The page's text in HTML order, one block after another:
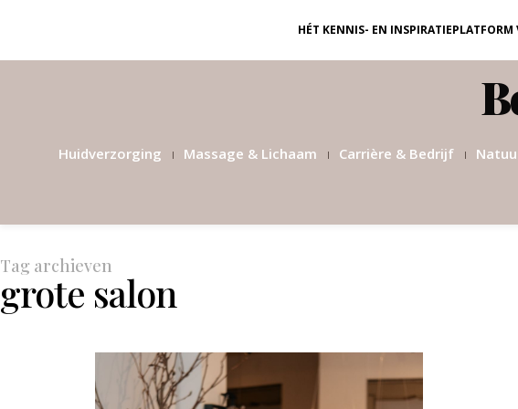
HÉT KENNIS- EN INSPIRATIEPLATFORM
Huidverzorging Massage & Lichaam Carrière & Bedrijf
Tag archieven
grote salon